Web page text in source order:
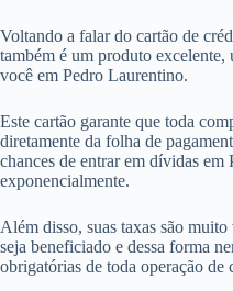
Voltando a falar do cartão de
também é um produto excelente,
você em Pedro Laurentino.
Este cartão garante que toda
diretamente da folha de
chances de entrar em dívidas
exponencialmente.
Além disso, suas taxas são
seja beneficiado e dessa forma
obrigatórias de toda operação